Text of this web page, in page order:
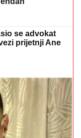
se advokat
prijetnji Ane